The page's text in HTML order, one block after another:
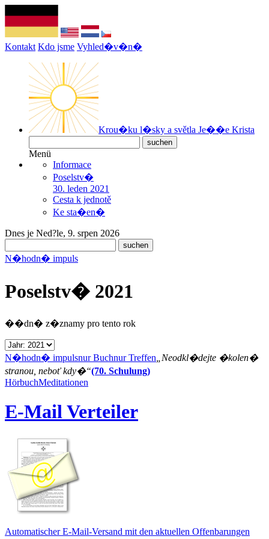
Kontakt Kdo jsme Vyhled�v�n�
Krou�ku l�sky a světla Je��e Krista
Menü
Informace
Poselstv�
30. leden 2021
Cesta k jednotě
Ke sta�en�
Dnes je Ned?le, 9. srpen 2026
N�hodn� impuls
Poselstv� 2021
��dn� z�znamy pro tento rok
N�hodn� impulsnur Buchnur Treffen „Neodkl�dejte �kolen�
stranou, neboť kdy�“(70. Schulung)
HörbuchMeditationen
E-Mail Verteiler
Automatischer E-Mail-Versand mit den aktuellen Offenbarungen